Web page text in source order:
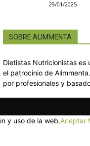
29/01/2025
SOBRE ALIMMENTA
Dietistas Nutricionistas
el patrocinio de
por profesionales y
y uso de la web.Aceptar